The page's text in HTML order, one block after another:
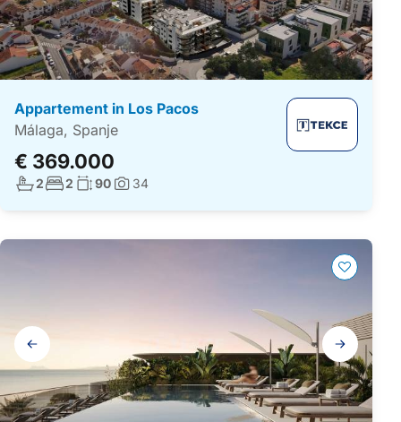
Appartement in Los Pacos
Málaga, Spanje
€ 369.000
Aantal badkamers:
2Aantal slaapkamers:
2 Woonoppervlakte:
90Foto's:
34
Galerij
navigatie